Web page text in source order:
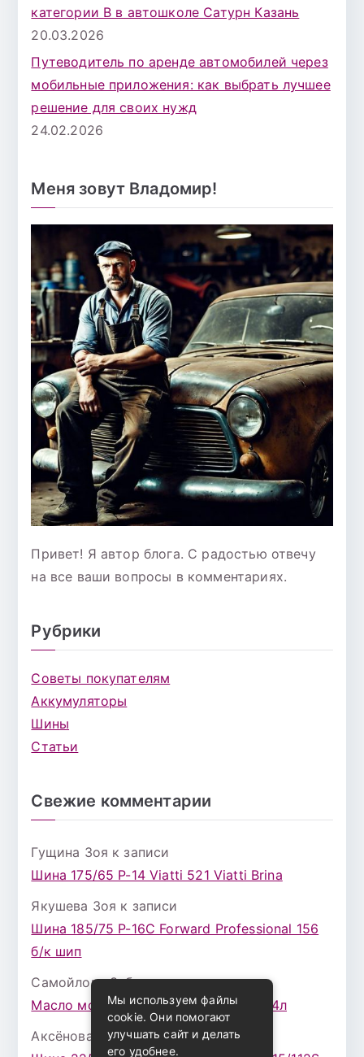
категории B в автошколе Сатурн Казань
20.03.2026
Путеводитель по аренде автомобилей через
мобильные приложения: как выбрать лучшее
решение для своих нужд
24.02.2026
Меня зовут Владомир!
Привет! Я автор блога. С радостью отвечу
на все ваши вопросы в комментариях.
Рубрики
Советы покупателям
Аккумуляторы
Шины
Статьи
Свежие комментарии
Гущина Зоя к записи
Шина 175/65 Р-14 Viatti 521 Viatti Brina
Якушева Зоя к записи
Шина 185/75 Р-16С Forward Professional 156
б/к шип
Самойлова Забавак записи
Масло моторное ZIC X7 (A+) 10W30 4л
Аксёнова Адельк записи
Мы используем файлы
cookie. Они помогают
улучшать сайт и делать
его удобнее.